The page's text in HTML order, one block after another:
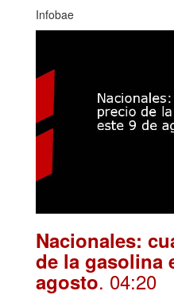
Infobae
Nacionales:
de la gasolina
agosto. 04:20